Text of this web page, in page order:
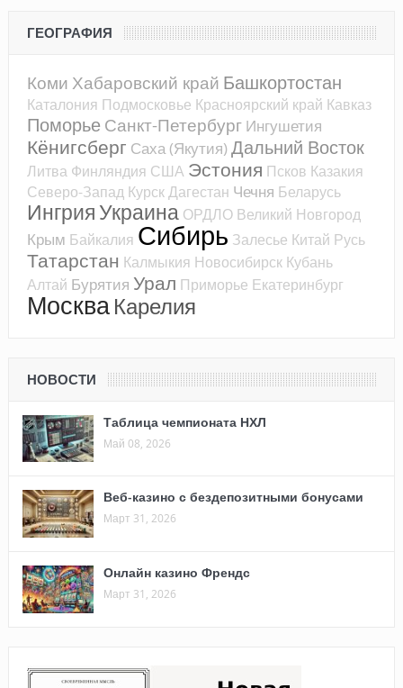
ГЕОГРАФИЯ
Коми Хабаровский край Башкортостан
Каталония Подмосковье Красноярский край Кавказ
Поморье Санкт-Петербург Ингушетия
Кёнигсберг Саха (Якутия) Дальний Восток
Литва Финляндия США Эстония Псков Казакия
Северо-Запад КурскДагестан Чечня Беларусь
ИнгрияУкраина ОРДЛО Великий Новгород
Крым Байкалия Сибирь Залесье Китай Русь
Татарстан Калмыкия Новосибирск Кубань
Алтай Бурятия Урал Приморье Екатеринбург
МоскваКарелия
НОВОСТИ
Таблица чемпионата НХЛ
Май 08, 2026
Веб-казино с бездепозитными бонусами
Март 31, 2026
Онлайн казино Френдс
Март 31, 2026